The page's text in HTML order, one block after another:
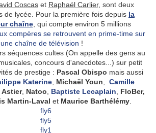
Coscaset Raphaël Carlier, sont deux
de lycée. Pour la première fois depuis la
chaîne, qui compte environ 5 millions
compères se retrouvent en prime-time sur
une chaîne de télévision !
séquences cultes (On appelle des gens au
concours d'anecdotes...) sur petit
de prestige : Pascal Obispo mais aussi
Katerine, Michaël Youn
Camille
Astier, Natoo Baptiste Lecaplain
FloBer,
Martin-Laval et Maurice Barthélémy